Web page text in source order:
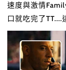
速度與激情
口就吃完了TT....